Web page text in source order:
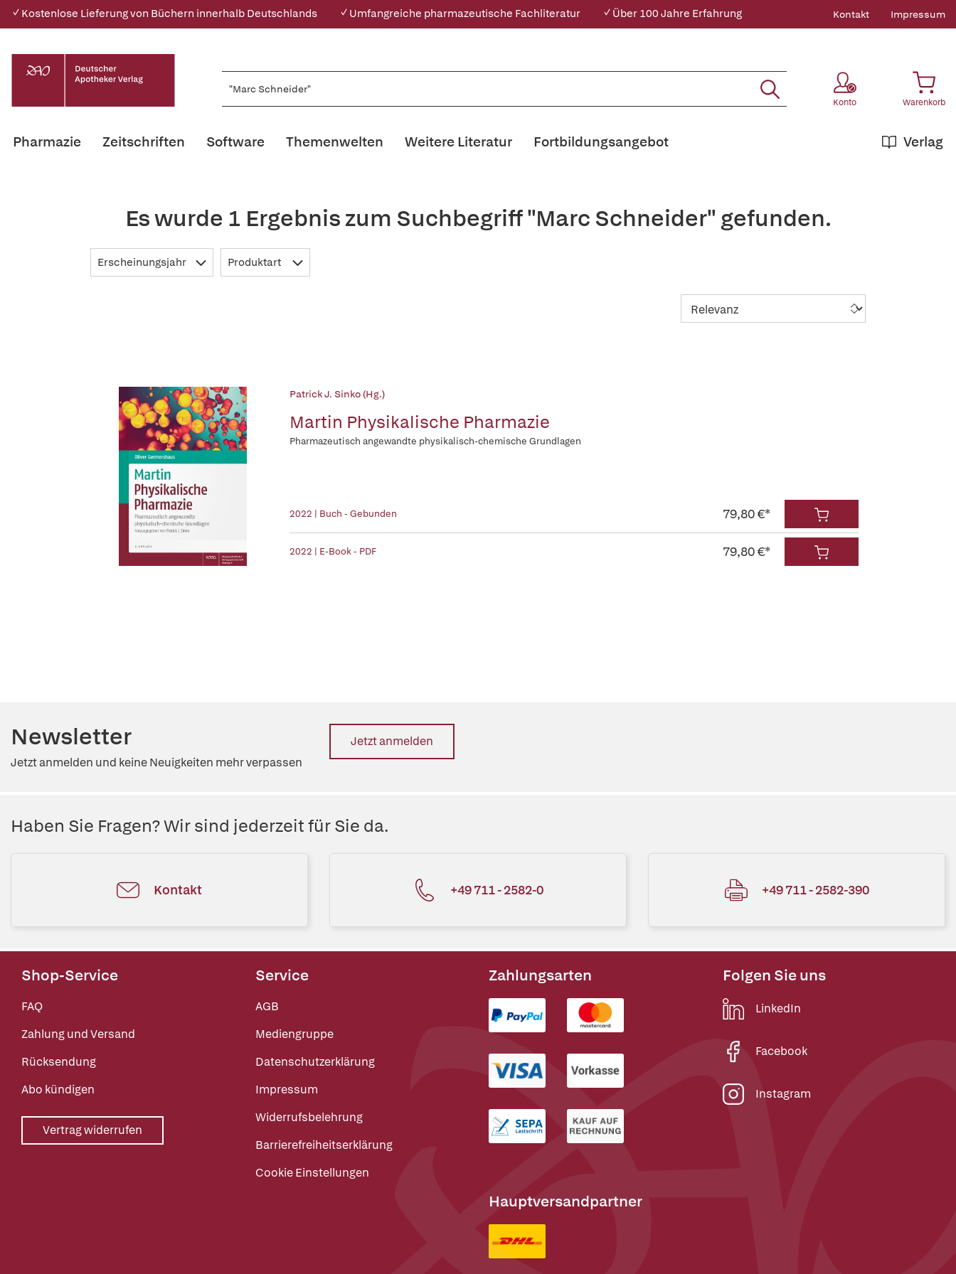
✓ Kostenlose Lieferung von Büchern innerhalb Deutschlands ✓ Umfangreiche pharmazeutische Fachliteratur ✓ Über 100 Jahre Erfahrung Kontakt Impressum
Konto Warenkorb
Pharmazie Zeitschriften Software Themenwelten Weitere Literatur Verlag
Fortbildungsangebot
Es wurde 1 Ergebnis zum Suchbegriff "Marc Schneider" gefunden.
Erscheinungsjahr Produktart
Patrick J. Sinko (Hg.)
Martin Physikalische Pharmazie
Pharmazeutisch angewandte physikalisch-chemische Grundlagen
2022 | Buch - Gebunden 79,80 €*
2022 | E-Book - PDF 79,80 €*
Newsletter
Jetzt anmelden und keine Neuigkeiten mehr verpassen
Jetzt anmelden
Haben Sie Fragen? Wir sind jederzeit für Sie da.
Kontakt +49 711 - 2582-0 +49 711 - 2582-390
Shop-Service
FAQ
Zahlung und Versand
Rücksendung
Abo kündigen
Vertrag widerrufen
Service
AGB
Mediengruppe
Datenschutzerklärung
Impressum
Widerrufsbelehrung
Barrierefreiheitserklärung
Cookie Einstellungen
Zahlungsarten
Hauptversandpartner
Folgen Sie uns
LinkedIn
Facebook
Instagram